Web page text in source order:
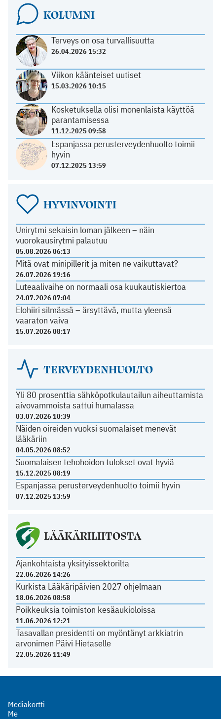
KOLUMNI
Terveys on osa turvallisuutta
26.04.2026 15:32
Viikon käänteiset uutiset
15.03.2026 10:15
Kosketuksella olisi monenlaista käyttöä
parantamisessa
11.12.2025 09:58
Espanjassa perusterveydenhuolto toimii
hyvin
07.12.2025 13:59
HYVINVOINTI
Unirytmi sekaisin loman jälkeen – näin
vuorokausirytmi palautuu
05.08.2026 06:13
Mitä ovat minipillerit ja miten ne vaikuttavat?
26.07.2026 19:16
Luteaalivaihe on normaali osa kuukautiskiertoa
24.07.2026 07:04
Elohiiri silmässä – ärsyttävä, mutta yleensä
vaaraton vaiva
15.07.2026 08:17
TERVEYDENHUOLTO
Yli 80 prosenttia sähköpotkulautailun aiheuttamista
aivovammoista sattui humalassa
03.07.2026 10:39
Näiden oireiden vuoksi suomalaiset menevät
lääkäriin
04.05.2026 08:52
Suomalaisen tehohoidon tulokset ovat hyviä
15.12.2025 08:19
Espanjassa perusterveydenhuolto toimii hyvin
07.12.2025 13:59
LÄÄKÄRILIITOSTA
Ajankohtaista yksityissektorilta
22.06.2026 14:26
Kurkista Lääkäripäivien 2027 ohjelmaan
18.06.2026 08:58
Poikkeuksia toimiston kesäaukioloissa
11.06.2026 12:21
Tasavallan presidentti on myöntänyt arkkiatrin
arvonimen Päivi Hietaselle
22.05.2026 11:49
Mediakortti
Me